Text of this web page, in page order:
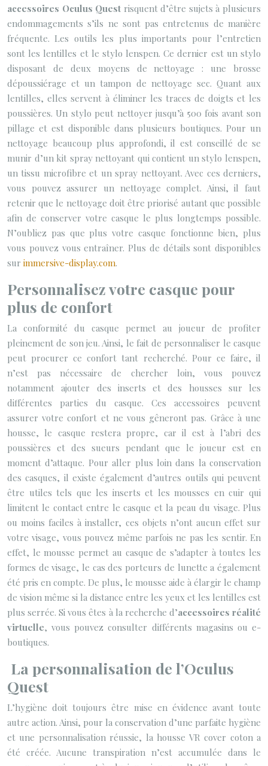
accessoires Oculus Quest risquent d’être sujets à plusieurs
endommagements s’ils ne sont pas entretenus de manière
fréquente. Les outils les plus importants pour l’entretien
sont les lentilles et le stylo lenspen. Ce dernier est un stylo
disposant de deux moyens de nettoyage : une brosse
dépoussiérage et un tampon de nettoyage sec. Quant aux
lentilles, elles servent à éliminer les traces de doigts et les
poussières. Un stylo peut nettoyer jusqu’à 500 fois avant son
pillage et est disponible dans plusieurs boutiques. Pour un
nettoyage beaucoup plus approfondi, il est conseillé de se
munir d’un kit spray nettoyant qui contient un stylo lenspen,
un tissu microfibre et un spray nettoyant. Avec ces derniers,
vous pouvez assurer un nettoyage complet. Ainsi, il faut
retenir que le nettoyage doit être priorisé autant que possible
afin de conserver votre casque le plus longtemps possible.
N’oubliez pas que plus votre casque fonctionne bien, plus
vous pouvez vous entraîner. Plus de détails sont disponibles
sur immersive-display.com.
Personnalisez votre casque pour
plus de confort
La conformité du casque permet au joueur de profiter
pleinement de son jeu. Ainsi, le fait de personnaliser le casque
peut procurer ce confort tant recherché. Pour ce faire, il
n’est pas nécessaire de chercher loin, vous pouvez
notamment ajouter des inserts et des housses sur les
différentes parties du casque. Ces accessoires peuvent
assurer votre confort et ne vous gêneront pas. Grâce à une
housse, le casque restera propre, car il est à l’abri des
poussières et des sueurs pendant que le joueur est en
moment d’attaque. Pour aller plus loin dans la conservation
des casques, il existe également d’autres outils qui peuvent
être utiles tels que les inserts et les mousses en cuir qui
limitent le contact entre le casque et la peau du visage. Plus
ou moins faciles à installer, ces objets n’ont aucun effet sur
votre visage, vous pouvez même parfois ne pas les sentir. En
effet, le mousse permet au casque de s’adapter à toutes les
formes de visage, le cas des porteurs de lunette a également
été pris en compte. De plus, le mousse aide à élargir le champ
de vision même si la distance entre les yeux et les lentilles est
plus serrée. Si vous êtes à la recherche d’accessoires réalité
virtuelle, vous pouvez consulter différents magasins ou e-
boutiques.
La personnalisation de l’Oculus
Quest
L’hygiène doit toujours être mise en évidence avant toute
autre action. Ainsi, pour la conservation d’une parfaite hygiène
et une personnalisation réussie, la housse VR cover coton a
été créée. Aucune transpiration n’est accumulée dans le